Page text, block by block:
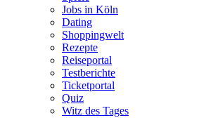
Jobs in Köln
Dating
Shoppingwelt
Rezepte
Reiseportal
Testberichte
Ticketportal
Quiz
Witz des Tages